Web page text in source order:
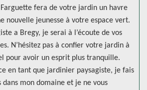
fera de votre jardin un havre
nouvelle jeunesse à votre espace vert.
a Bregy, je serai à l’écoute de vos
N’hésitez pas à confier votre jardin à
pour avoir un esprit plus tranquille.
en tant que jardinier paysagiste, je fais
mon domaine et je ne vous